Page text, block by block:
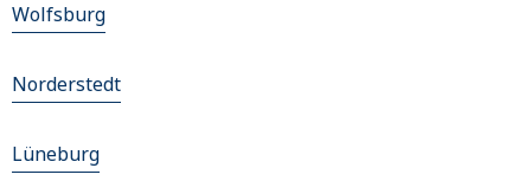
Wolfsburg
Norderstedt
Lüneburg